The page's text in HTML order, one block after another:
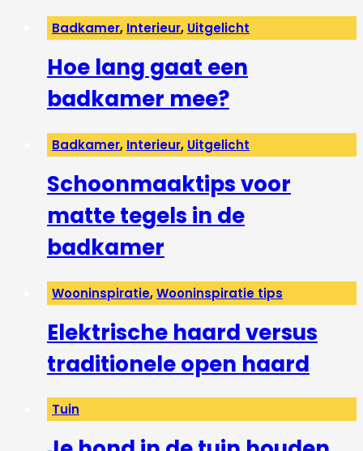
Badkamer, Interieur, Uitgelicht
Hoe lang gaat een
badkamer mee?
Badkamer, Interieur, Uitgelicht
Schoonmaaktips voor
matte tegels in de
badkamer
Wooninspiratie,Wooninspiratie tips
Elektrische haard versus
traditionele open haard
Tuin